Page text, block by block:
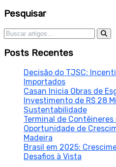
Sidebar
Pesquisar
Pesquisar por:
Posts Recentes
Decisão do TJSC:
Importados
Casan Inicia Obras de
Investimento de R$ 28
Sustentabilidade
Terminal de Contêineres
Oportunidade de
Madeira
Brasil em 2025:
Desafios à Vista